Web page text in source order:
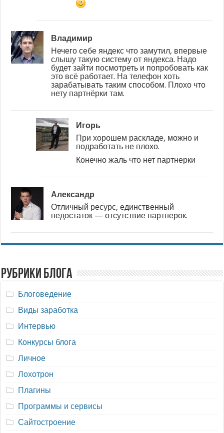
Владимир
Нечего себе яндекс что замутил, впервые
слышу такую систему от яндекса. Надо
будет зайти посмотреть и попробовать как
это всё работает. На телефон хоть
зарабатывать таким способом. Плохо что
нету партнёрки там.
Игорь
При хорошем раскладе, можно и
подработать не плохо.
Конечно жаль что нет партнерки
Александр
Отличный ресурс, единственный
недостаток — отсутствие партнерок.
Рубрики блога
Блоговедение
Виды заработка
Интервью
Конкурсы блога
Личное
Лохотрон
Плагины
Программы и сервисы
Сайтостроение